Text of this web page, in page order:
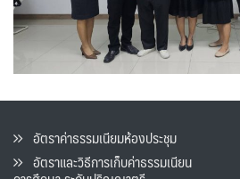
อัตราค่าธรรมเนียมห้องประชุม
อัตราและวิธีการเก็บค่าธรรมเนียน